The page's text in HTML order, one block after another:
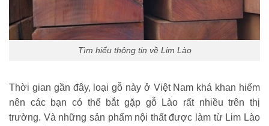
Tìm hiểu thông tin về Lim Lào
Thời gian gần đây, loại gỗ này ở Việt Nam khá khan hiếm
nên các bạn có thể bắt gặp gỗ Lào rất nhiều trên thị
trường. Và những sản phẩm nội thất được làm từ Lim Lào